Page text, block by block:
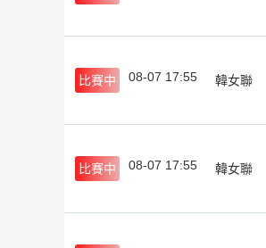
比賽中 08-07 17:55 韓女聯
比賽中 08-07 17:55 韓女聯